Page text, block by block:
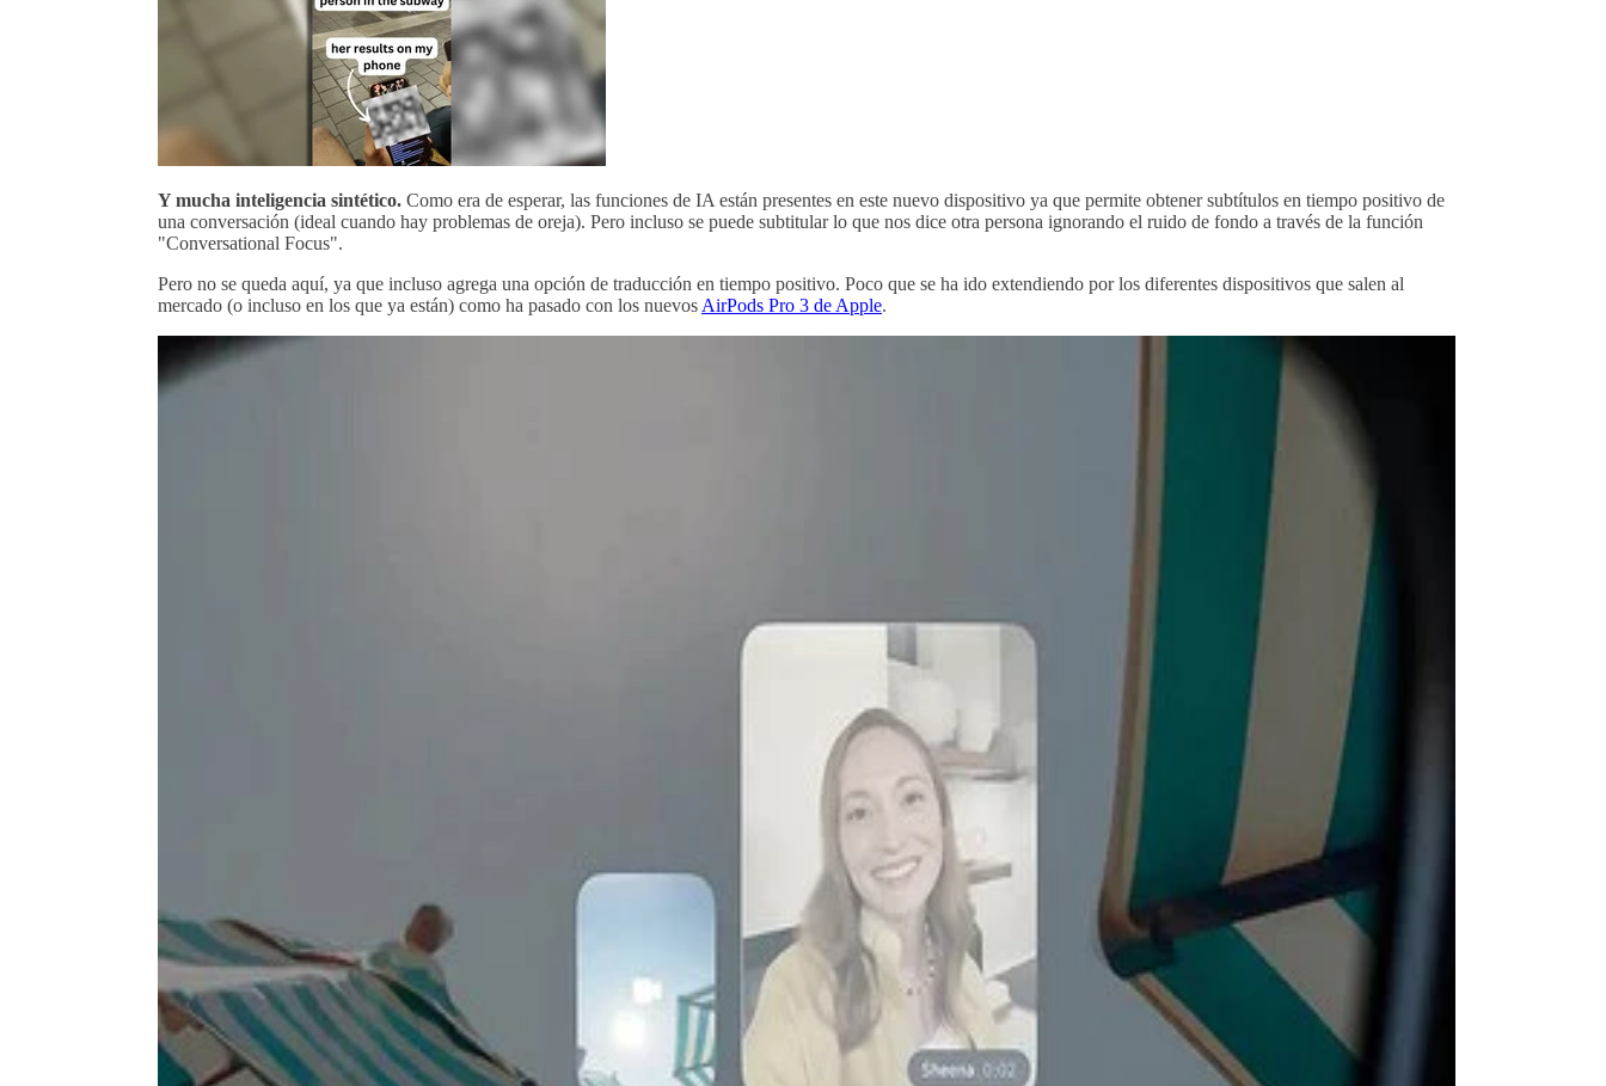
Y mucha inteligencia sintético. Como era de esperar, las funciones de IA están presentes en este nuevo dispositivo ya que permite obtener subtítulos en tiempo positivo de
una conversación (ideal cuando hay problemas de oreja). Pero incluso se puede subtitular lo que nos dice otra persona ignorando el ruido de fondo a través de la función
"Conversational Focus".
Pero no se queda aquí, ya que incluso agrega una opción de traducción en tiempo positivo. Poco que se ha ido extendiendo por los diferentes dispositivos que salen al
mercado (o incluso en los que ya están) como ha pasado con los nuevos AirPods Pro 3 de Apple.